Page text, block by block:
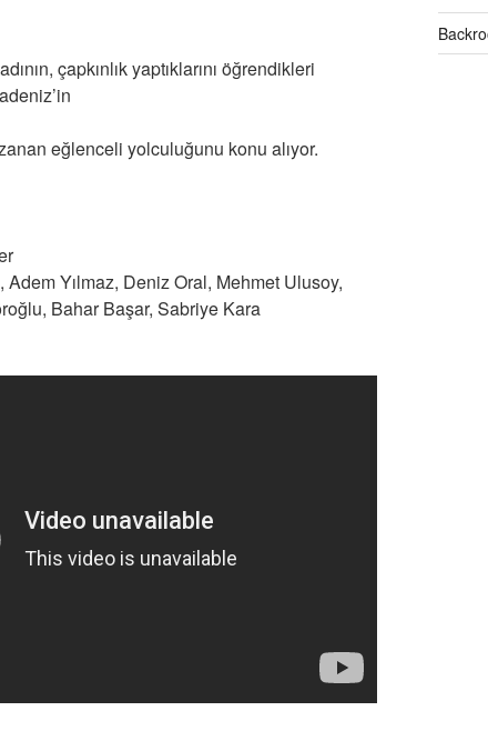
çapkınlık yaptıklarını öğrendikleri
eğlenceli yolculuğunu konu alıyor.
Adem Yılmaz, Deniz Oral, Mehmet Ulusoy,
Bahar Başar, Sabriye Kara